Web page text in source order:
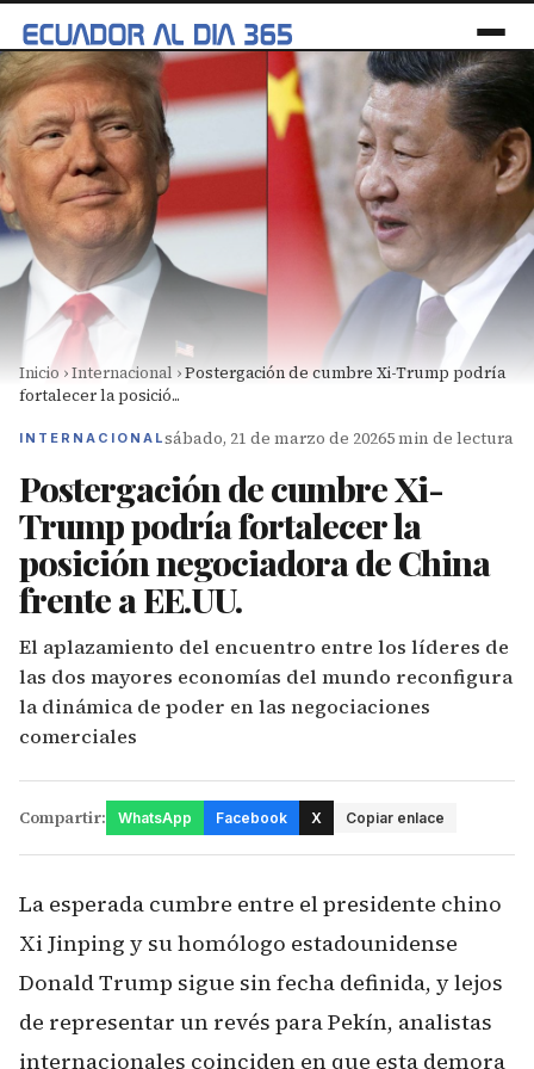
Inicio ›Internacional ›Postergación de cumbre Xi-Trump podría
fortalecer la posició...
INTERNACIONALsábado, 21 de marzo de 20265 min de lectura
Postergación de cumbre Xi-
Trump podría fortalecer la
posición negociadora de China
frente a EE.UU.
El aplazamiento del encuentro entre los líderes de
las dos mayores economías del mundo reconfigura
la dinámica de poder en las negociaciones
comerciales
Compartir: WhatsApp Facebook X Copiar enlace
La esperada cumbre entre el presidente chino
Xi Jinping y su homólogo estadounidense
Donald Trump sigue sin fecha definida, y lejos
de representar un revés para Pekín, analistas
internacionales coinciden en que esta demora